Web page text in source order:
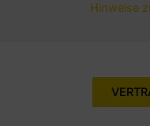
Hinweise